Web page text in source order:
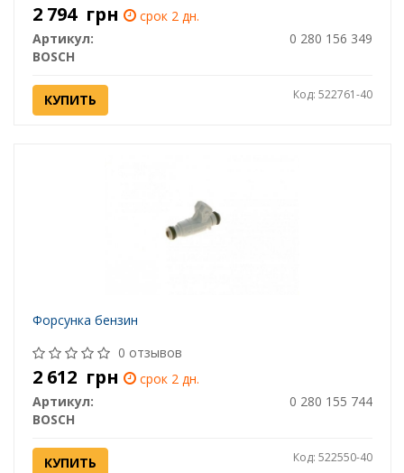
2 794 грн
срок 2 дн.
Артикул:
0 280 156 349
BOSCH
КУПИТЬ Код: 522761-40
Форсунка бензин
0 отзывов
2 612 грн
срок 2 дн.
Артикул:
0 280 155 744
BOSCH
КУПИТЬ Код: 522550-40